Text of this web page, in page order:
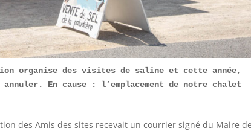
organise des visites de saline et cette année,
En cause : l’emplacement de notre chalet
des Amis des sites recevait un courrier signé du Maire